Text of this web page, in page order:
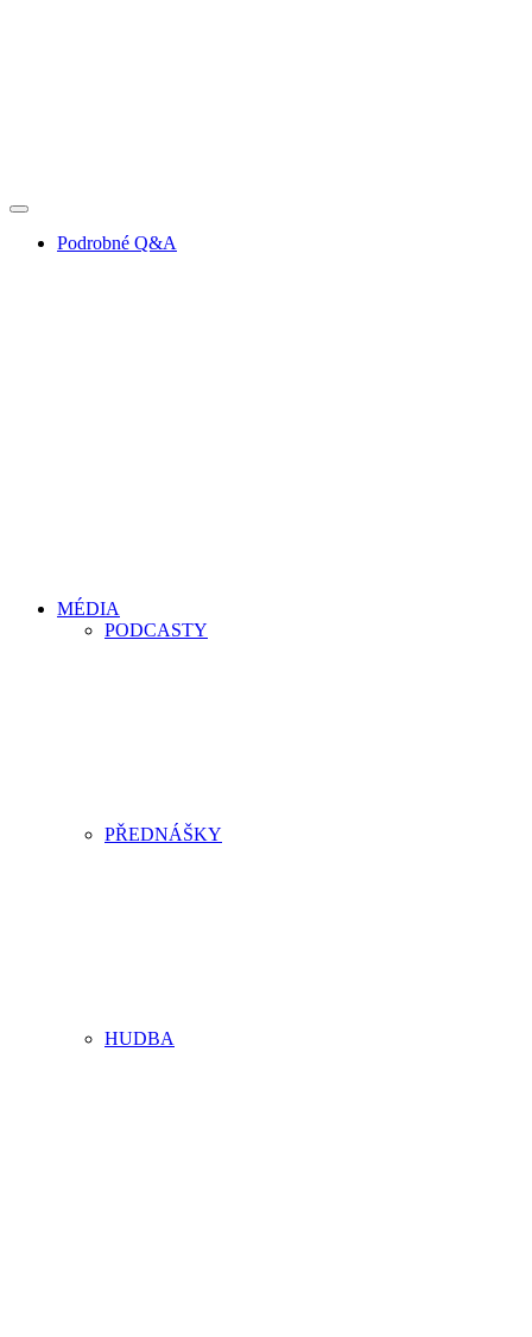
Podrobné Q&A
MÉDIA
PODCASTY
PŘEDNÁŠKY
HUDBA